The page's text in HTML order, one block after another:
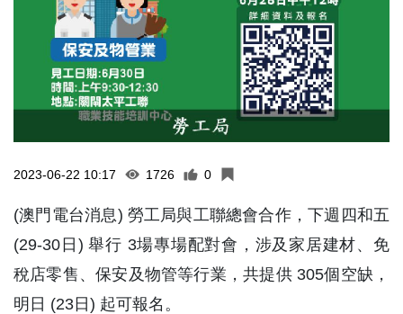
2023-06-22 10:17 1726 0
(澳門電台消息) 勞工局與工聯總會合作，下週四和五
(29-30日) 舉行 3場專場配對會，涉及家居建材、免
稅店零售、保安及物管等行業，共提供 305個空缺，
明日 (23日) 起可報名。